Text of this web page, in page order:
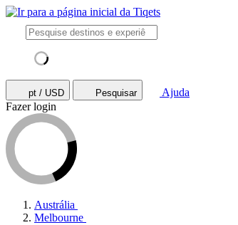
pt / USD Pesquisar
Ajuda
Fazer login
Austrália
Melbourne